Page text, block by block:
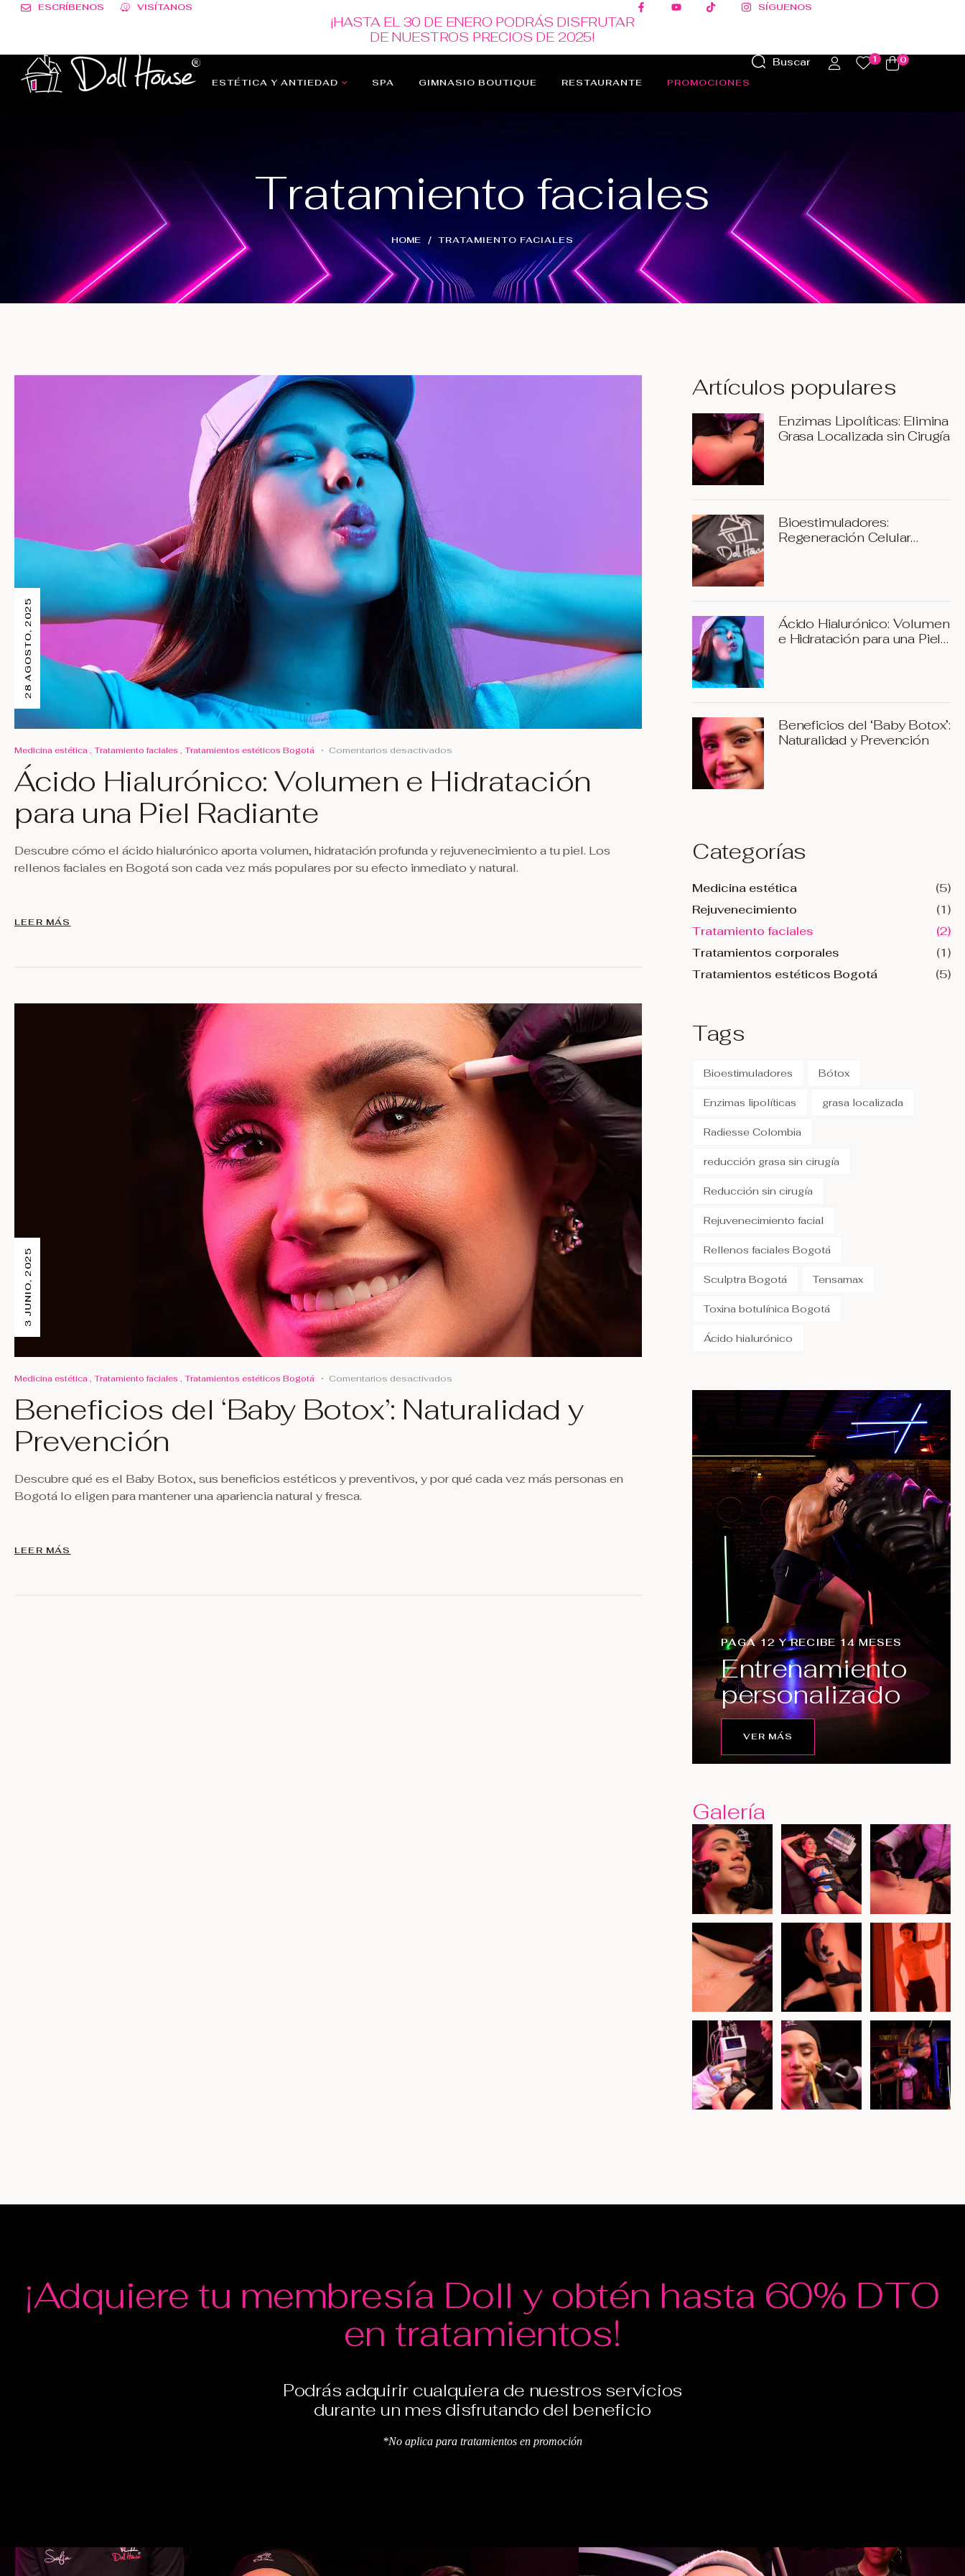
ESCRÍBENOS VISÍTANOS
¡HASTA EL 30 DE ENERO PODRÁS DISFRUTAR
DE NUESTROS PRECIOS DE 2025!
SÍGUENOS
ESTÉTICA Y ANTIEDAD SPA GIMNASIO BOUTIQUE RESTAURANTE PROMOCIONES
Buscar 1 0
Tratamiento faciales
HOME TRATAMIENTO FACIALES
28 AGOSTO, 2025
Medicina estética , Tratamiento faciales , Tratamientos estéticos Bogotá Comentarios desactivados
Ácido Hialurónico: Volumen e Hidratación
para una Piel Radiante
Descubre cómo el ácido hialurónico aporta volumen, hidratación profunda y rejuvenecimiento a tu piel. Los
rellenos faciales en Bogotá son cada vez más populares por su efecto inmediato y natural.
LEER MÁS
3 JUNIO, 2025
Medicina estética , Tratamiento faciales , Tratamientos estéticos Bogotá Comentarios desactivados
Beneficios del ‘Baby Botox’: Naturalidad y
Prevención
Descubre qué es el Baby Botox, sus beneficios estéticos y preventivos, y por qué cada vez más personas en
Bogotá lo eligen para mantener una apariencia natural y fresca.
LEER MÁS
Artículos populares
Enzimas Lipolíticas: Elimina
Grasa Localizada sin Cirugía
Bioestimuladores:
Regeneración Celular
Ácido Hialurónico: Volumen
e Hidratación para una Piel
Beneficios del ‘Baby Botox’:
Naturalidad y Prevención
Categorías
Medicina estética
(5)
Rejuvenecimiento
(1)
Tratamiento faciales
(2)
Tratamientos corporales
(1)
Tratamientos estéticos Bogotá
(5)
Tags
Bioestimuladores Bótox
Enzimas lipolíticas grasa localizada
Radiesse Colombia
reducción grasa sin cirugía
Reducción sin cirugía
Rejuvenecimiento facial
Rellenos faciales Bogotá
Sculptra Bogotá Tensamax
Toxina botulínica Bogotá
Ácido hialurónico
Entrenamiento
personalizado
PAGA 12 Y RECIBE 14 MESES
VER MÁS
Galería
¡Adquiere tu membresía Doll y obtén hasta 60% DTO
en tratamientos!
Podrás adquirir cualquiera de nuestros servicios
durante un mes disfrutando del beneficio
*No aplica para tratamientos en promoción